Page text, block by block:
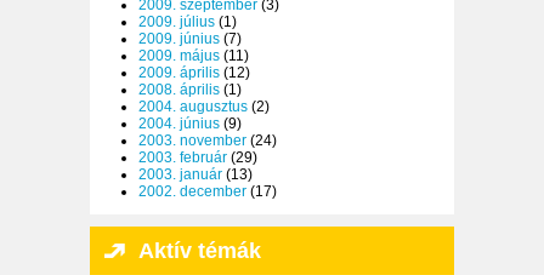
2009. szeptember (3)
2009. július (1)
2009. június (7)
2009. május (11)
2009. április (12)
2008. április (1)
2004. augusztus (2)
2004. június (9)
2003. november (24)
2003. február (29)
2003. január (13)
2002. december (17)
Aktív témák